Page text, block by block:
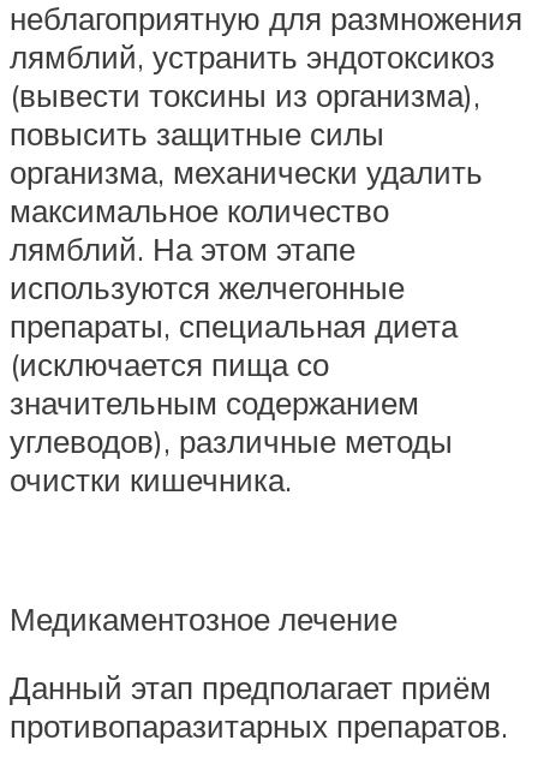
неблагоприятную для размножения
лямблий, устранить эндотоксикоз
(вывести токсины из организма),
повысить защитные силы
организма, механически удалить
максимальное количество
лямблий. На этом этапе
используются желчегонные
препараты, специальная диета
(исключается пища со
значительным содержанием
углеводов), различные методы
очистки кишечника.
Медикаментозное лечение
Данный этап предполагает приём
противопаразитарных препаратов.